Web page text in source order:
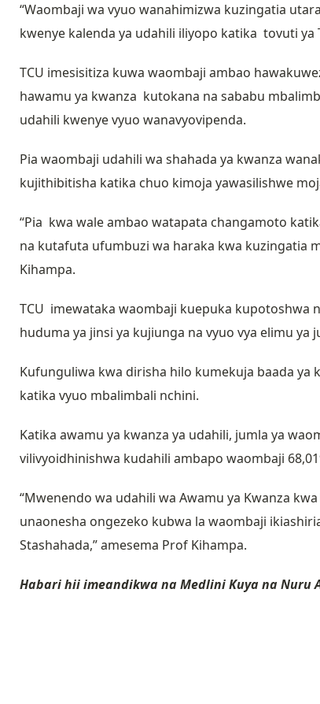
“Waombaji wa vyuo wanahimizwa kuzingatia
kwenye kalenda ya udahili iliyopo katika tovuti ya
TCU imesisitiza kuwa waombaji ambao
hawamu ya kwanza kutokana na sababu
udahili kwenye vyuo wanavyovipenda.
Pia waombaji udahili wa shahada ya kwanza
kujithibitisha katika chuo kimoja yawasilishwe
“Pia kwa wale ambao watapata changamoto
na kutafuta ufumbuzi wa haraka kwa kuzingatia
Kihampa.
TCU imewataka waombaji kuepuka kupotoshwa
huduma ya jinsi ya kujiunga na vyuo vya elimu ya
Kufunguliwa kwa dirisha hilo kumekuja baada ya
katika vyuo mbalimbali nchini.
Katika awamu ya kwanza ya udahili, jumla ya
vilivyoidhinishwa kudahili ambapo waombaji
“Mwenendo wa udahili wa Awamu ya Kwanza
unaonesha ongezeko kubwa la waombaji
Stashahada,” amesema Prof Kihampa.
Habari hii imeandikwa na Medlini Kuya na Nuru